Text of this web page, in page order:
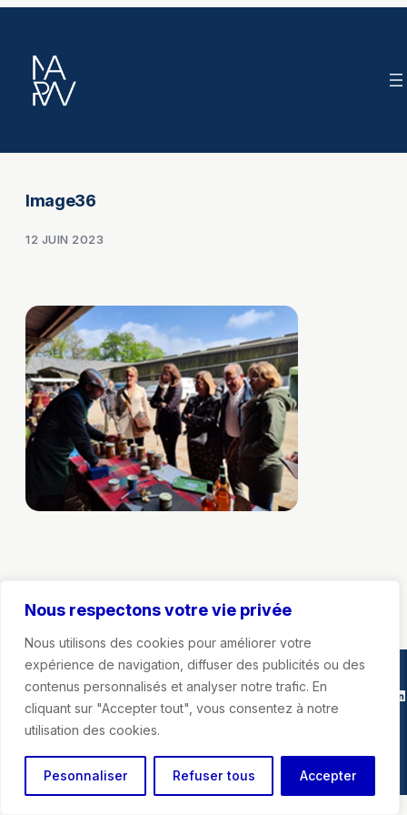
Nous respectons votre vie privée
Nous utilisons des cookies pour améliorer votre
expérience de navigation, diffuser des publicités ou des
contenus personnalisés et analyser notre trafic. En
cliquant sur "Accepter tout", vous consentez à notre
utilisation des cookies.
Pesonnaliser Refuser tous Accepter
contenu
Image36
12 JUIN 2023
Marie-Agnès Poussier-Winsback